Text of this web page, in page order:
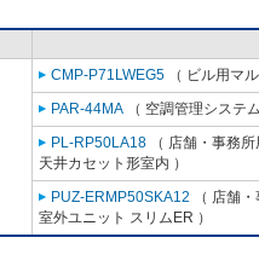
CMP-P71LWEG5 （ ビル用マ
PAR-44MA （ 空調管理システ
PL-RP50LA18 （ 店舗・事務
天井カセット形室内 ）
PUZ-ERMP50SKA12 （ 店舗
室外ユニット スリムER ）